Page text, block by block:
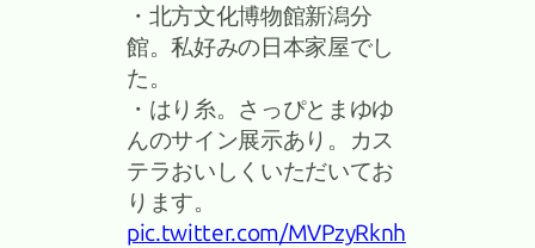
・北方文化博物館新潟分
館。私好みの日本家屋でし
た。
・はり糸。さっぴとまゆゆ
んのサイン展示あり。カス
テラおいしくいただいてお
ります。
pic.twitter.com/MVPzyRknh